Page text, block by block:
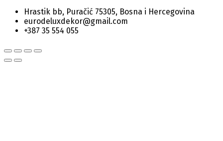
Hrastik bb, Puračić 75305, Bosna i Hercegovina
eurodeluxdekor@gmail.com
+387 35 554 055